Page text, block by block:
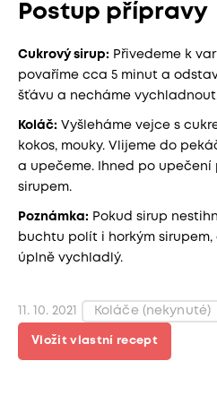
Postup přípravy
Cukrový sirup: Přivedeme k
povaříme cca 5 minut a
šťávu a necháme
Koláč: Vyšleháme vejce s
kokos, mouky. Vlijeme do
a upečeme. Ihned po upečení
sirupem.
Poznámka: Pokud sirup
buchtu polít i horkým
úplně vychladlý.
11. 10. 2021 Koláče (nekynuté)
Vložit vlastní recept